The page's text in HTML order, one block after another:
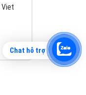
Chat hỗ trợ